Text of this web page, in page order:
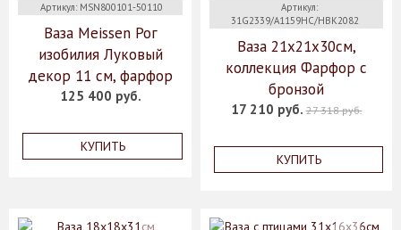
Артикул: MSN800101-50110
Ваза Meissen Рог
изобилия Луковый
декор 11 см, фарфор
125 400 руб.
КУПИТЬ
Артикул:
31G2339/A1159HC/HBK2082
Ваза 21x21x30см,
коллекция Фарфор с
бронзой
17 210 руб.27 318 руб.
КУПИТЬ